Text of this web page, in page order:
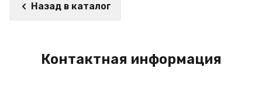
Назад в каталог
Контактная информация